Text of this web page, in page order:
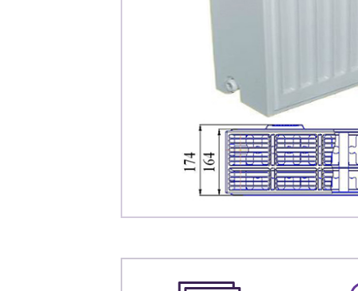
Снабженцам и
Монтажным
Предприятиям и
О
История компании